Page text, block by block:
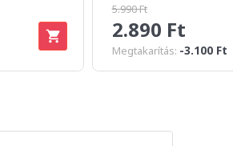
5.990 Ft
2.890 Ft
Megtakarítás: -3.100 Ft